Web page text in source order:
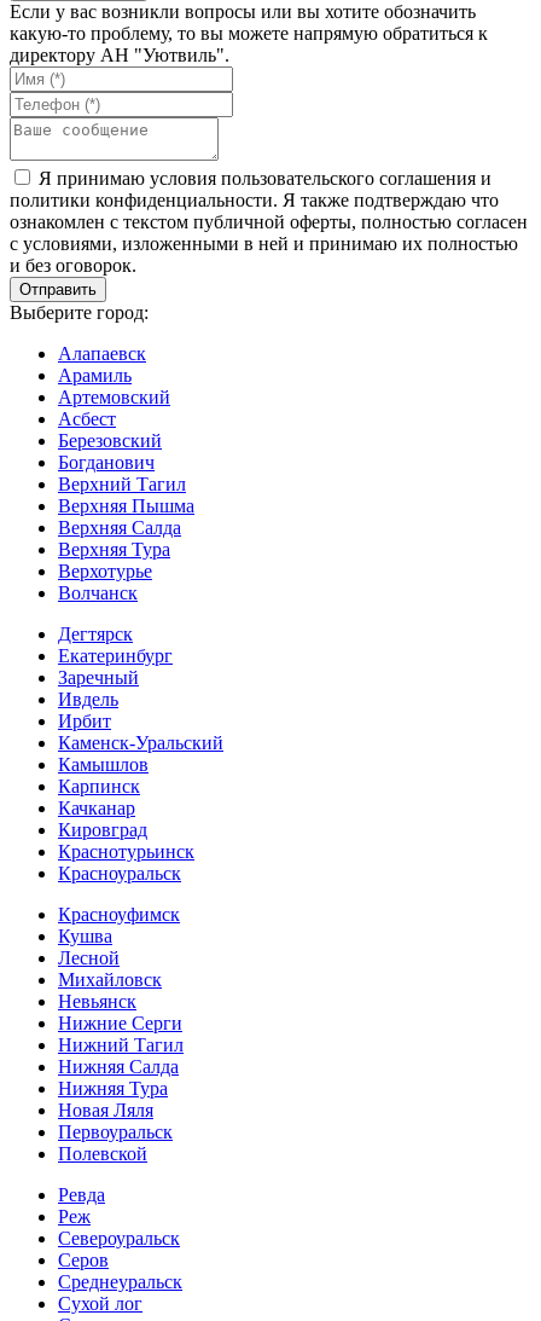
Если у вас возникли вопросы или вы хотите обозначить
какую-то проблему, то вы можете напрямую обратиться к
директору АН "Уютвиль".
Я принимаю условия пользовательского соглашения и
политики конфиденциальности. Я также подтверждаю что
ознакомлен с текстом публичной оферты, полностью согласен
с условиями, изложенными в ней и принимаю их полностью
и без оговорок.
Выберите город:
Алапаевск
Арамиль
Артемовский
Асбест
Березовский
Богданович
Верхний Тагил
Верхняя Пышма
Верхняя Салда
Верхняя Тура
Верхотурье
Волчанск
Дегтярск
Екатеринбург
Заречный
Ивдель
Ирбит
Каменск-Уральский
Камышлов
Карпинск
Качканар
Кировград
Краснотурьинск
Красноуральск
Красноуфимск
Кушва
Лесной
Михайловск
Невьянск
Нижние Серги
Нижний Тагил
Нижняя Салда
Нижняя Тура
Новая Ляля
Первоуральск
Полевской
Ревда
Реж
Североуральск
Серов
Среднеуральск
Сухой лог